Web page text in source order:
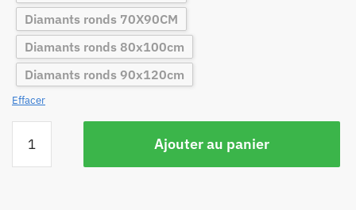
Diamants ronds 70X90CM
Diamants ronds 80x100cm
Diamants ronds 90x120cm
Effacer
Ajouter au panier